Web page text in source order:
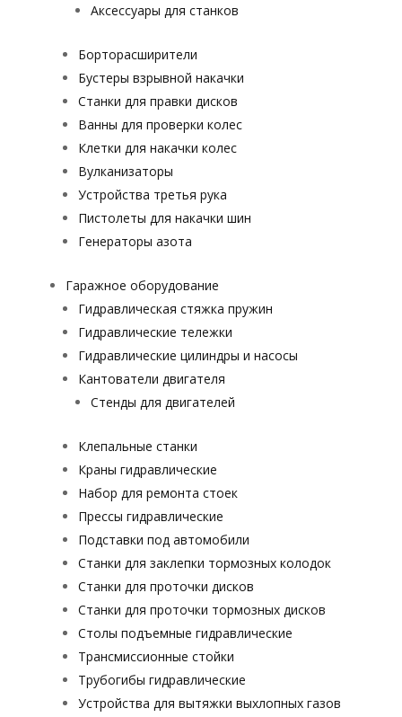
Аксессуары для станков
Борторасширители
Бустеры взрывной накачки
Станки для правки дисков
Ванны для проверки колес
Клетки для накачки колес
Вулканизаторы
Устройства третья рука
Пистолеты для накачки шин
Генераторы азота
Гаражное оборудование
Гидравлическая стяжка пружин
Гидравлические тележки
Гидравлические цилиндры и насосы
Кантователи двигателя
Стенды для двигателей
Клепальные станки
Краны гидравлические
Набор для ремонта стоек
Прессы гидравлические
Подставки под автомобили
Станки для заклепки тормозных колодок
Станки для проточки дисков
Станки для проточки тормозных дисков
Столы подъемные гидравлические
Трансмиссионные стойки
Трубогибы гидравлические
Устройства для вытяжки выхлопных газов